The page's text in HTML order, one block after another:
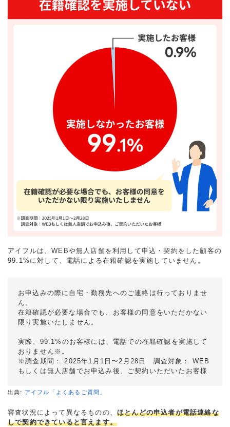
アイフルは、WEBや無人店舗を利用して申込・契約をした顧客の
99.1%に対して、電話による在籍確認を実施していません。
お申込みの際に自宅・勤務先へのご連絡は行っておりませ
ん。
在籍確認が必要な場合でも、お客様の同意をいただかない
限り実施いたしません。
実際、99.1%のお客様には、電話での在籍確認を実施して
おりません※。
※調査期間： 2025年1月1日〜2月28日 調査対象： WEB
もしくは無人店舗でお申込み後、ご契約いただいたお客様
出典: アイフル「よくあるご質問」
審査状況によって異なるものの、 ほとんどの申込者が電話連絡な
しで契約できていると言えます。